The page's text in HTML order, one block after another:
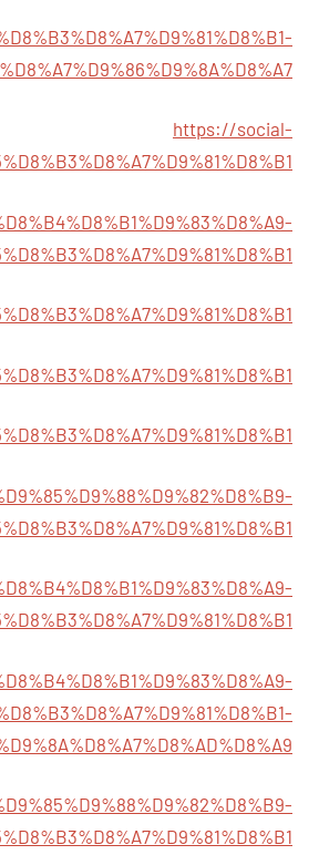
https://social-